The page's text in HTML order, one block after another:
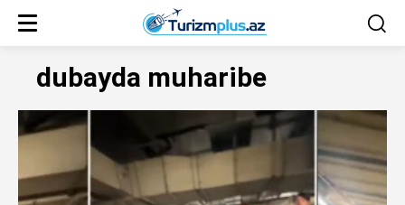
dubayda muharibe